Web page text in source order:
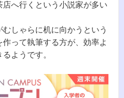
へ行くという小説家が多い
しゃらに机に向かうという
って執筆する方が、効率よ
ようです。